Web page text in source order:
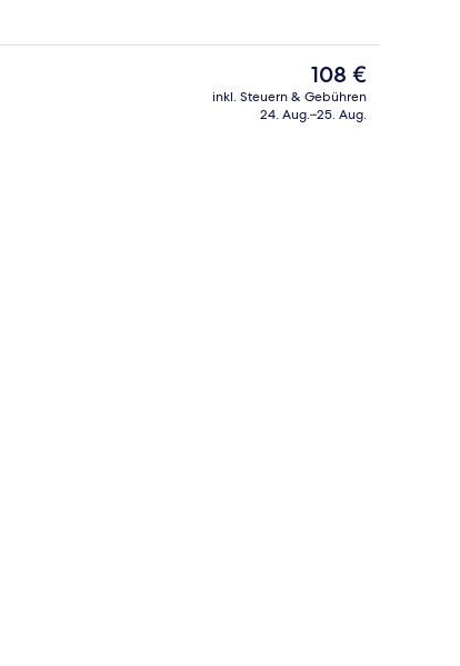
Standard-Doppel- oder -
Der
aktuelle
Preis
108 €
inkl. Steuern & Gebühren
24. Aug.–25. Aug.